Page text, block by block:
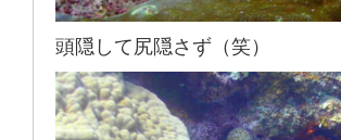
頭隠して尻隠さず（笑）